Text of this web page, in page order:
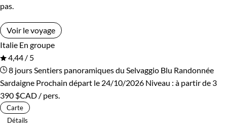
pas.
Voir le voyage
Italie En groupe
4,44 / 5
8 jours Sentiers panoramiques du Selvaggio Blu Randonnée
Sardaigne Prochain départ le 24/10/2026 Niveau : à partir de 3
390 $CAD / pers.
Carte
Détails